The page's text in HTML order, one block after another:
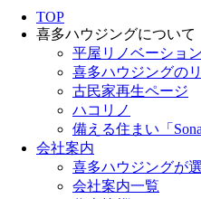
TOP
喜多ハウジングについて
平屋リノベーショ
喜多ハウジングの
古民家再生ページ
ハコリノ
備える住まい「
会社案内
喜多ハウジングが
会社案内一覧